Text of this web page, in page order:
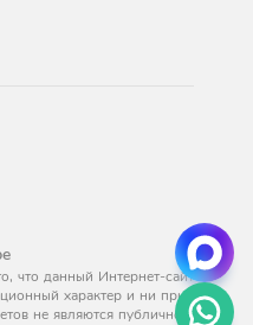
что данный Интернет-сайт
характер и ни при
не являются публичной